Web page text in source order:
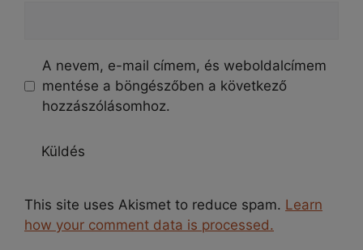
A nevem, e-mail címem, és weboldalcímem
mentése a böngészőben a következő
hozzászólásomhoz.
This site uses Akismet to reduce spam. Learn
how your comment data is processed.